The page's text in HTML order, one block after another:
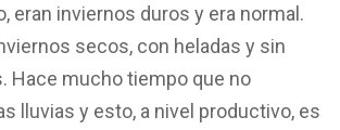
eran inviernos duros y era normal.
secos, con heladas y sin
Hace mucho tiempo que no
lluvias y esto, a nivel productivo, es